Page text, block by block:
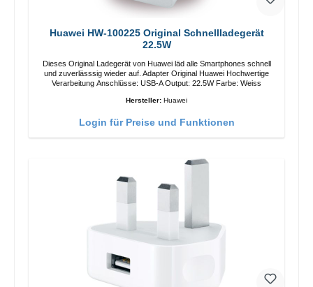
Huawei HW-100225 Original Schnellladegerät
22.5W
Dieses Original Ladegerät von Huawei läd alle Smartphones schnell
und zuverlässsig wieder auf. Adapter Original Huawei Hochwertige
Verarbeitung Anschlüsse: USB-A Output: 22.5W Farbe: Weiss
Hersteller: Huawei
Login für Preise und Funktionen